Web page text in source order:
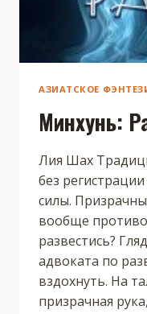
АЗИАТСКОЕ
Минхунь:
Лия Шах
без
силы.
вообще
развестись?
адвоката по
вздохнуть. На
призрачная